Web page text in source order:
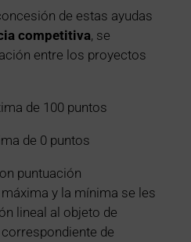
de estas ayudas
competitiva, se
entre los proyectos
de 100 puntos
de 0 puntos
puntuación
y la mínima se les
lineal al objeto de
de